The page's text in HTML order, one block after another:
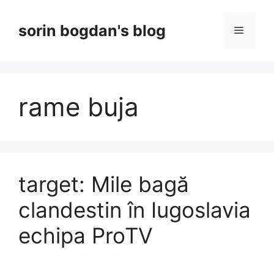
contentsorin bogdan's blog Menu
rame buja
target: Mile bagă
clandestin în Iugoslavia
echipa ProTV